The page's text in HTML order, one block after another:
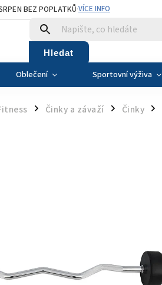
BEZ POPLATKŮ·VÍCE INFO
Hledat
Oblečení Sportovní výživa
/ Činky a závaží / Činky /